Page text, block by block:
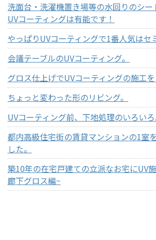
洗面台・洗濯機置き場等の水回りのシー
UVコーティングは有能です！
やっぱりUVコーティングで1番人気はセ
会議テーブルのUVコーティング。
グロス仕上げでUVコーティングの施工を
ちょっと変わった形のリビング。
UVコーティング前、下地処理のいろいろ
都内高級住宅街の賃貸マンションの1室
した。
築10年の在宅戸建ての立派なお宅にUV
廊下グロス編~